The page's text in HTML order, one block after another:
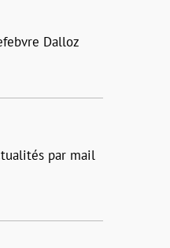
Dalloz
par mail